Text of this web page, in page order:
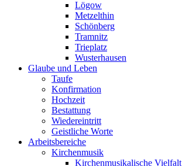
Lögow
Metzelthin
Schönberg
Tramnitz
Trieplatz
Wusterhausen
Glaube und Leben
Taufe
Konfirmation
Hochzeit
Bestattung
Wiedereintritt
Geistliche Worte
Arbeitsbereiche
Kirchenmusik
Kirchenmusikalische Vielfalt